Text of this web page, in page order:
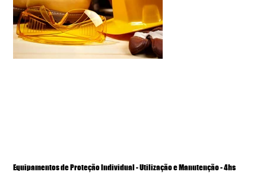
Equipamentos de Proteção Individual - Utilização e Manutenção - 4hs